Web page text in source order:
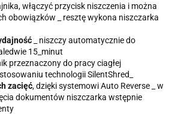
włączyć przycisk niszczenia i można
obowiązków _ resztę wykona niszczarka
_ niszczy automatycznie do
15_minut
przeznaczony do pracy ciagłej
technologii SilentShred_
zacięć, dzięki systemowi Auto Reverse _ w
dokumentów niszczarka wstępnie